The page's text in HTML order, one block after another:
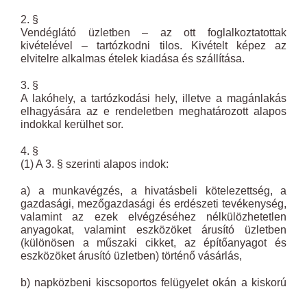
2. §
Vendéglátó üzletben – az ott foglalkoztatottak
kivételével – tartózkodni tilos. Kivételt képez az
elvitelre alkalmas ételek kiadása és szállítása.
3. §
A lakóhely, a tartózkodási hely, illetve a magánlakás
elhagyására az e rendeletben meghatározott alapos
indokkal kerülhet sor.
4. §
(1) A 3. § szerinti alapos indok:
a) a munkavégzés, a hivatásbeli kötelezettség, a
gazdasági, mezőgazdasági és erdészeti tevékenység,
valamint az ezek elvégzéséhez nélkülözhetetlen
anyagokat, valamint eszközöket árusító üzletben
(különösen a műszaki cikket, az építőanyagot és
eszközöket árusító üzletben) történő vásárlás,
b) napközbeni kiscsoportos felügyelet okán a kiskorú